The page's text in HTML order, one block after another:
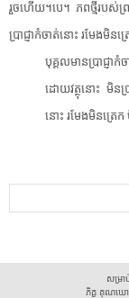
រួចហើយ។បេ។ ភព​ថ្មី​របស់​ព្
ប្រាជ្ញា​កំចាត់​នោះ​ រមែង​មិន​
បុគ្គល​មាន​ប្រាជ្ញ
ដោយ​វត្ថុ​នោះ​ មិន​ប្
នោះ រមែង​មិន​ត្រេក​
សម្រា
ភិក្ខុ គុណឃោ